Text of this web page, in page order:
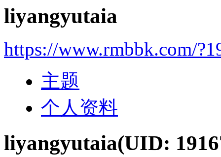
liyangyutaia
https://www.rmbbk.com/
主题
个人资料
liyangyutaia(UID: